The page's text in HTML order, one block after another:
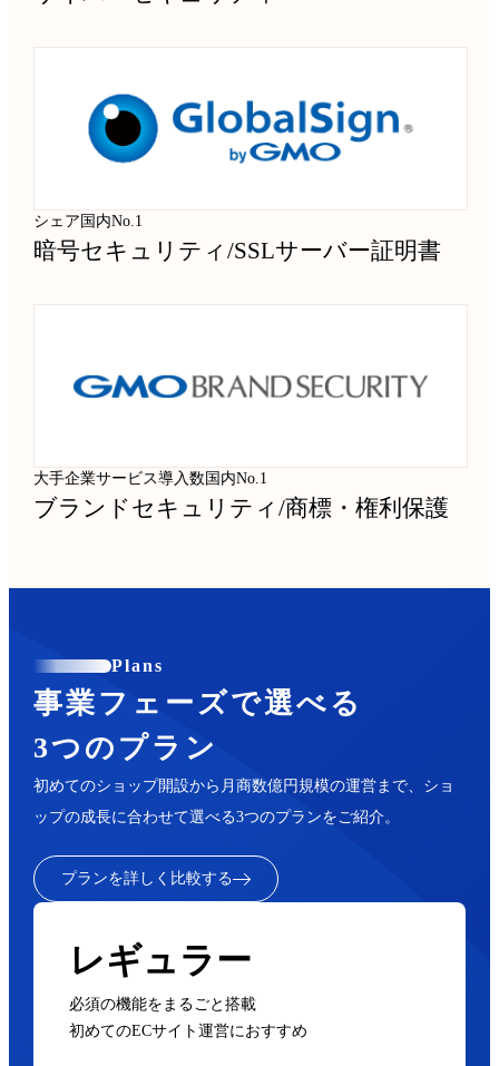
シェア国内No.1
暗号セキュリティ/SSLサーバー証明書
大手企業サービス導入数国内No.1
ブランドセキュリティ/商標・権利保護
Plans
事業フェーズで選べる
3つのプラン
初めてのショップ開設から月商数億円規模の運営まで、ショ
ップの成長に合わせて選べる3つのプランをご紹介。
プランを詳しく比較する
レギュラー
必須の機能をまるごと搭載
初めてのECサイト運営におすすめ